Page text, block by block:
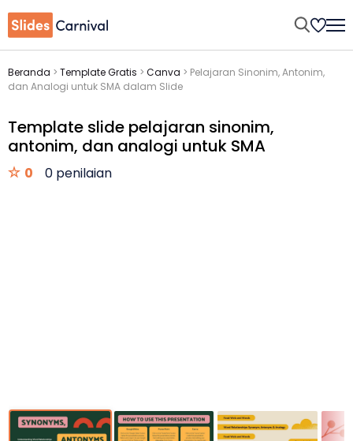
Beranda > Template Gratis > Canva > Pelajaran Sinonim, Antonim,
dan Analogi untuk SMA dalam Slide
Template slide pelajaran sinonim,
antonim, dan analogi untuk SMA
0 0 penilaian